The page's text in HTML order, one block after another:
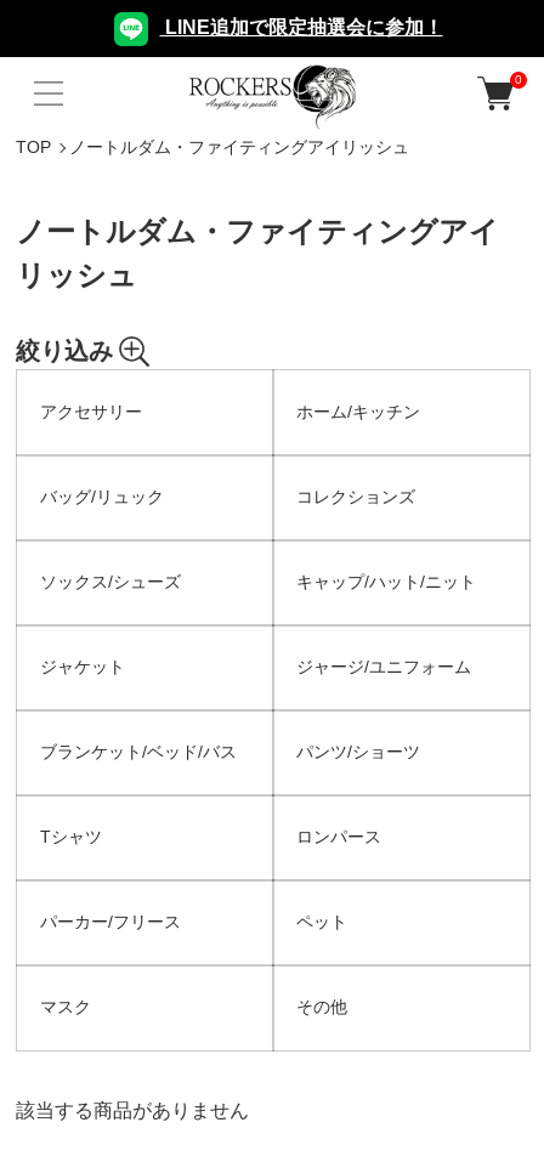
LINE追加で限定抽選会に参加！
0
TOP ノートルダム・ファイティングアイリッシュ
ノートルダム・ファイティングアイ
リッシュ
絞り込み
アクセサリー ホーム/キッチン
バッグ/リュック コレクションズ
ソックス/シューズ キャップ/ハット/ニット
ジャケット ジャージ/ユニフォーム
ブランケット/ベッド/バス パンツ/ショーツ
Tシャツ ロンパース
パーカー/フリース ペット
マスク その他
該当する商品がありません